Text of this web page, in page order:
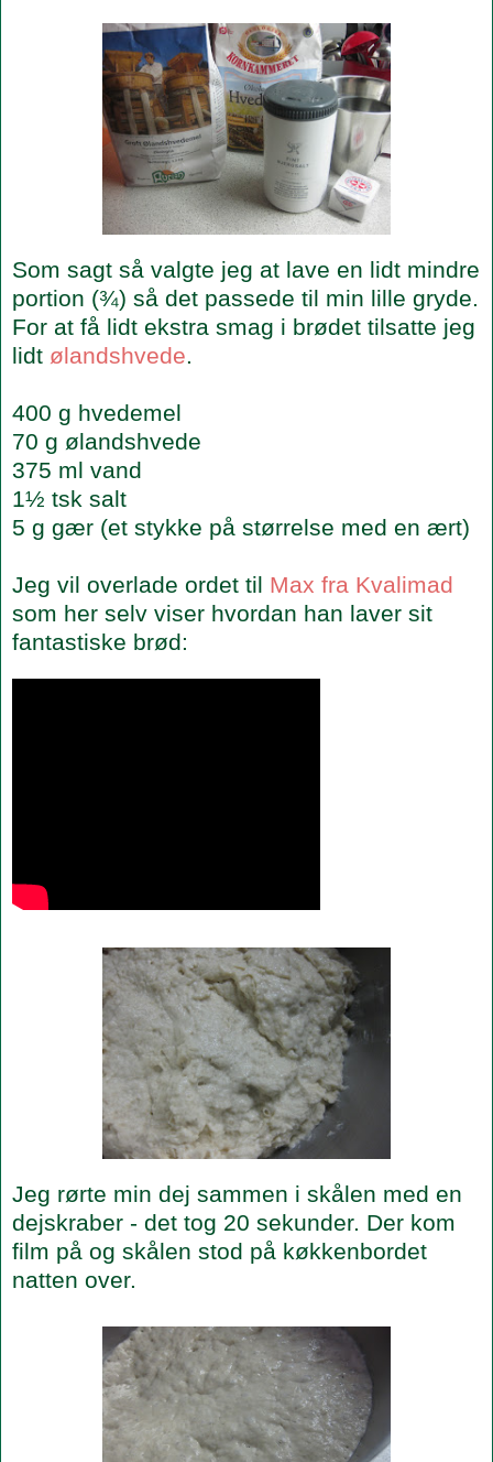
Som sagt så valgte jeg at lave en lidt mindre
portion (¾) så det passede til min lille gryde.
For at få lidt ekstra smag i brødet tilsatte jeg
lidt ølandshvede.
400 g hvedemel
70 g ølandshvede
375 ml vand
1½ tsk salt
5 g gær (et stykke på størrelse med en ært)
Jeg vil overlade ordet til Max fra Kvalimad
som her selv viser hvordan han laver sit
fantastiske brød:
Jeg rørte min dej sammen i skålen med en
dejskraber - det tog 20 sekunder. Der kom
film på og skålen stod på køkkenbordet
natten over.